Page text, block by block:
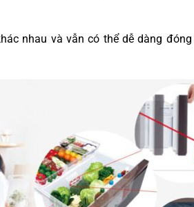
nhau và vẫn có thể dễ dàng